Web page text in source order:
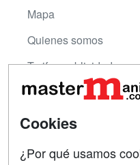
Mapa
Quienes somos
Tarifas publicidad
Acceso Usuarios
Acceso Centros
Cookies
¿Por qué usamos